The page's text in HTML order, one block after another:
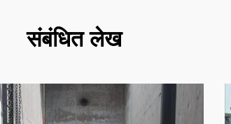
संबंधित लेख